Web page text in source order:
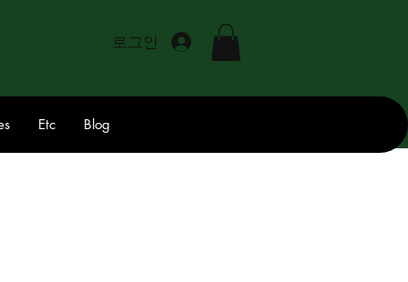
로그인
Etc Blog